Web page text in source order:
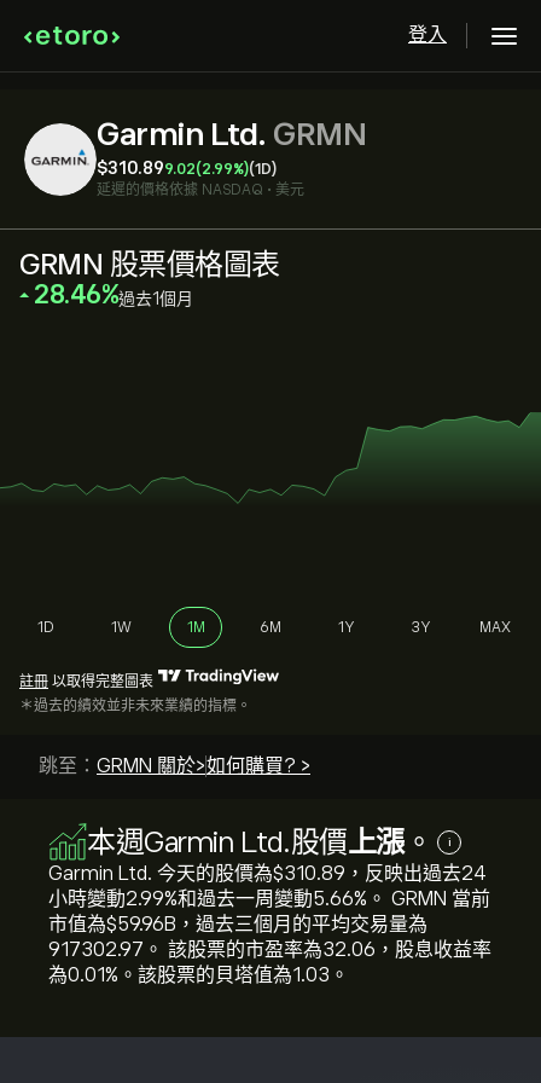
登入
Garmin Ltd. GRMN
‎$‎310.899.02(2.99%)(1D)
延遲的價格依據 NASDAQ • 美元
GRMN 股票價格圖表
‎28.46‎ 過去1個月
1D 1W 1M 6M 1Y 3Y MAX
註冊 以取得完整圖表
＊過去的績效並非未來業績的指標。
跳至： GRMN 關於>如何購買? >
本週Garmin Ltd.股價上漲。 i
Garmin Ltd. 今天的股價為‎$‎310.89，反映出過去24
小時變動‎2.99‎%和過去一周變動‎5.66‎%。 GRMN 當前
市值為‎$‎59.96B，過去三個月的平均交易量為
917302.97。 該股票的市盈率為32.06，股息收益率
為0.01%。該股票的貝塔值為1.03。